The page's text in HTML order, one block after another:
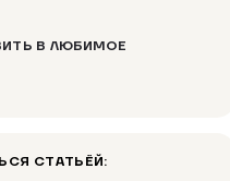
В ЛЮБИМОЕ
СТАТЬЁЙ: